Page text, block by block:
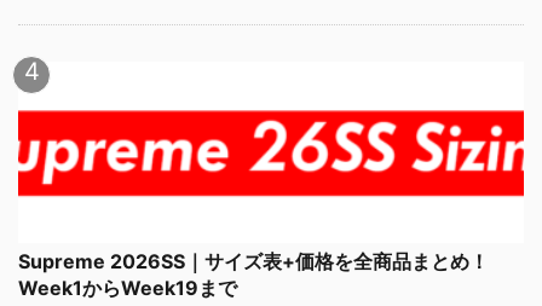
Supreme 2026SS｜サイズ表+価格を全商品まとめ！
Week1からWeek19まで